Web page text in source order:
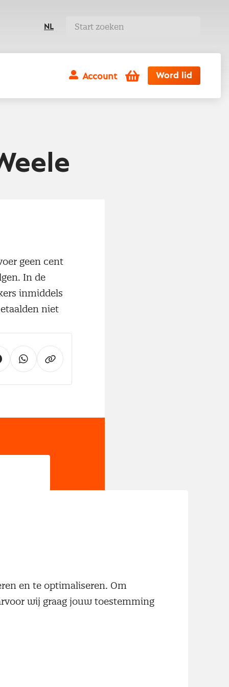
NL
Account Winkelwagen
Word lid
geen cent
In de
inmiddels
niet
en te optimaliseren. Om
wij graag jouw toestemming